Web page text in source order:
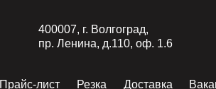
Прайс-лист Резка Доставка
400007, г. Волгоград,
пр. Ленина, д.110, оф. 1.6